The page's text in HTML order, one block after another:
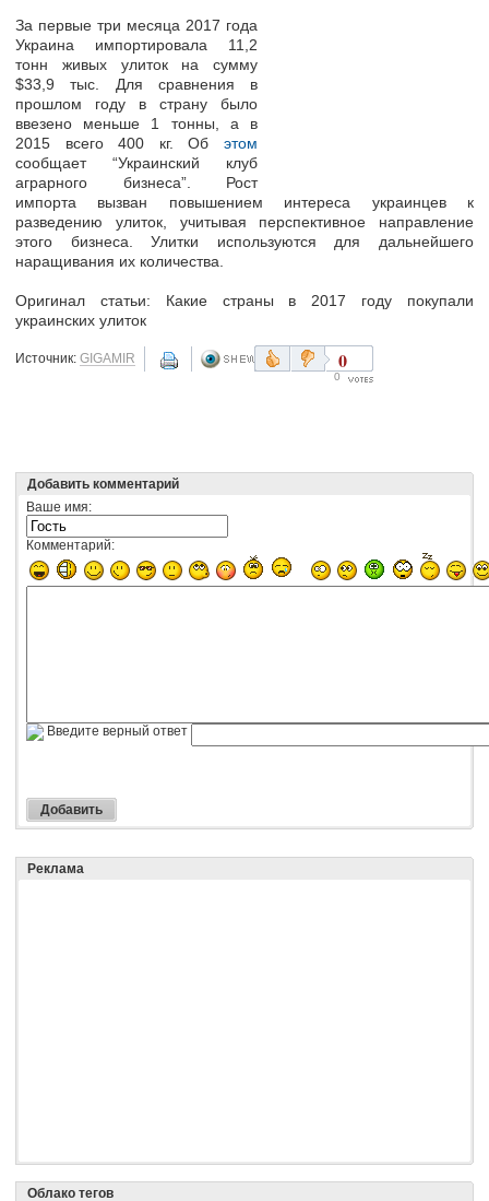
За первые три месяца 2017 года
Украина импортировала 11,2
тонн живых улиток на сумму
$33,9 тыс. Для сравнения в
прошлом году в страну было
ввезено меньше 1 тонны, а в
2015 всего 400 кг. Об этом
сообщает “Украинский клуб
аграрного бизнеса”. Рост
импорта вызван повышением интереса украинцев к
разведению улиток, учитывая перспективное направление
этого бизнеса. Улитки используются для дальнейшего
наращивания их количества.
Оригинал статьи: Какие страны в 2017 году покупали
украинских улиток
Источник: GIGAMIR 0
0
Добавить комментарий
Ваше имя:
Комментарий:
Введите верный ответ
Реклама
Облако тегов